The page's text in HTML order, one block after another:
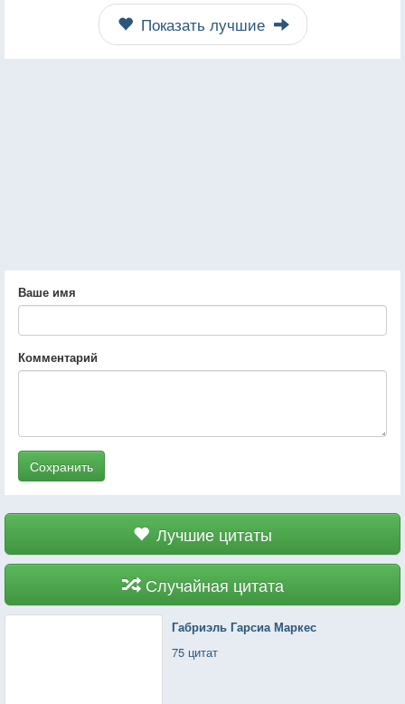
Показать лучшие
Ваше имя
Комментарий
Сохранить
Лучшие цитаты
Случайная цитата
Габриэль Гарсиа Маркес
75 цитат